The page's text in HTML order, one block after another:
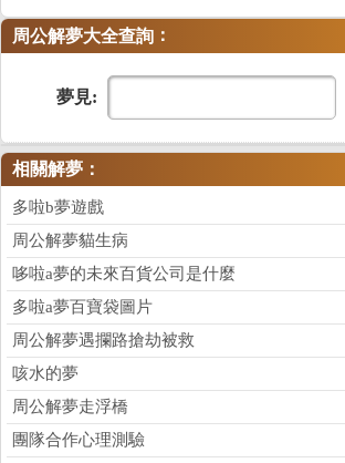
周公解夢大全查詢 ：
夢見:
相關解夢：
多啦b夢遊戲
周公解夢貓生病
哆啦a夢的未來百貨公司是什麼
多啦a夢百寶袋圖片
周公解夢遇攔路搶劫被救
咳水的夢
周公解夢走浮橋
團隊合作心理測驗